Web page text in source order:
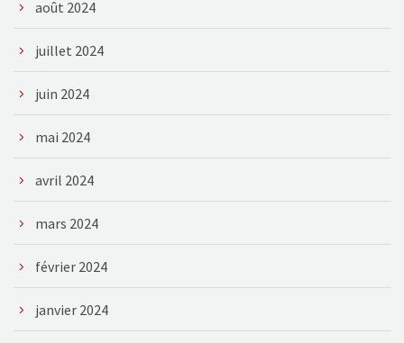
août 2024
juillet 2024
juin 2024
mai 2024
avril 2024
mars 2024
février 2024
janvier 2024